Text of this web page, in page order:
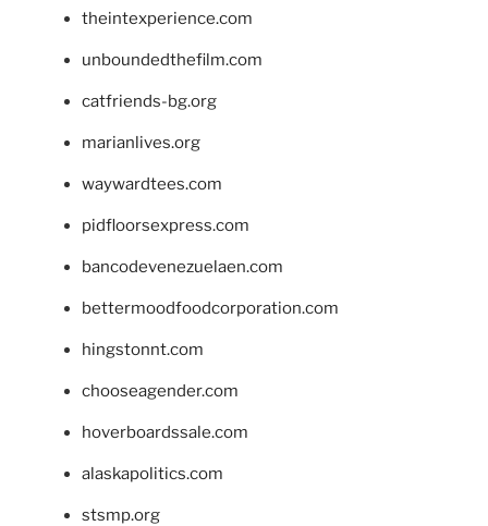
theintexperience.com
unboundedthefilm.com
catfriends-bg.org
marianlives.org
waywardtees.com
pidfloorsexpress.com
bancodevenezuelaen.com
bettermoodfoodcorporation.com
hingstonnt.com
chooseagender.com
hoverboardssale.com
alaskapolitics.com
stsmp.org